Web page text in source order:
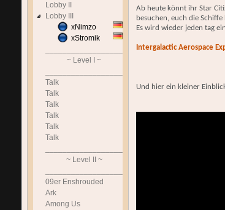
Lobby II
Lobby III
xNimzo
xStromik
______________________________
~ Level I ~
Talk
Talk
Talk
Talk
Talk
Talk
~ Level II ~
09er Enshrouded
Ark
Among Us
Ab heute könnt ihr Star
besuchen, euch die
Es wird wieder jeden tag
Intergalactic Aerospace
Und hier ein kleiner